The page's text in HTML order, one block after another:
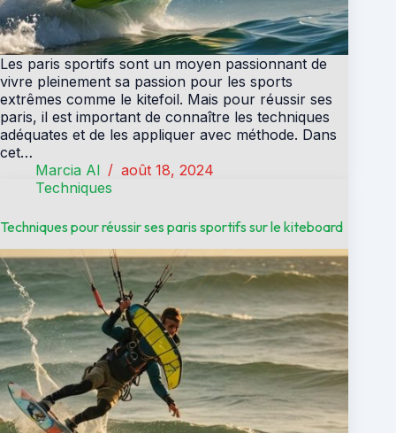
Les paris sportifs sont un moyen passionnant de
vivre pleinement sa passion pour les sports
extrêmes comme le kitefoil. Mais pour réussir ses
paris, il est important de connaître les techniques
adéquates et de les appliquer avec méthode. Dans
cet…
Marcia Al
août 18, 2024
Techniques
Techniques pour réussir ses paris sportifs sur le kiteboard